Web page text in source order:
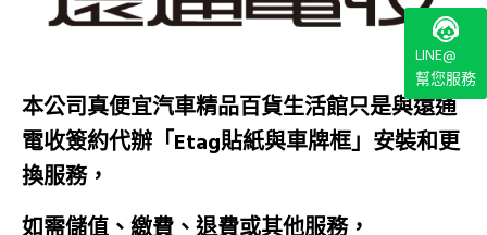
本公司真便宜汽車精品百貨生活館只是與遠通
電收簽約代辦「Etag貼紙與車牌框」安裝和更
換服務，
如需儲值、繳費、退費或其他服務，
LINE@
幫您服務